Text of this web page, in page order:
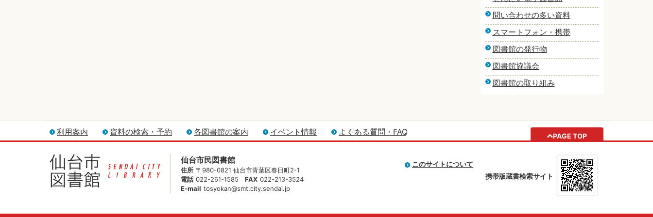
問い合わせの多い資料
スマートフォン・携帯
図書館の発行物
図書館協議会
図書館の取り組み
利用案内 資料の検索・予約 各図書館の案内 イベント情報 よくある質問・FAQ PAGE TOP
仙台市民図書館
住所 〒980-0821 仙台市青葉区春日町2-1
電話 022-261-1585 FAX 022-213-3524
E-mail tosyokan@smt.city.sendai.jp
このサイトについて
携帯版蔵書検索サイト